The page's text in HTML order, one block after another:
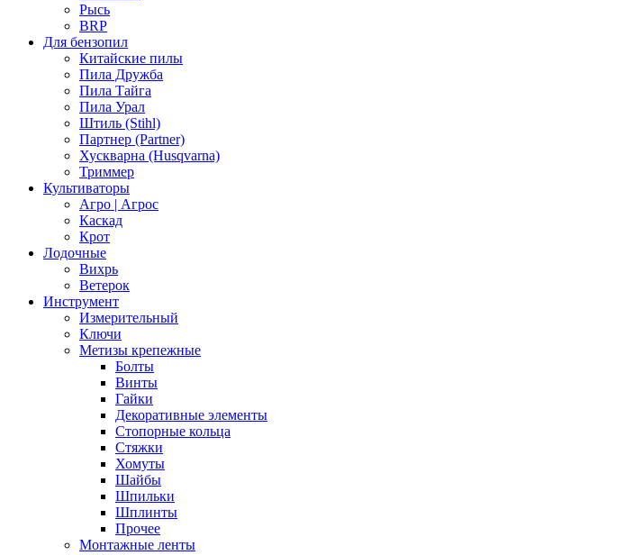
Рысь
BRP
Для бензопил
Китайские пилы
Пила Дружба
Пила Тайга
Пила Урал
Штиль (Stihl)
Партнер (Partner)
Хускварна (Husqvarna)
Триммер
Культиваторы
Агро | Агрос
Каскад
Крот
Лодочные
Вихрь
Ветерок
Инструмент
Измерительный
Ключи
Метизы крепежные
Болты
Винты
Гайки
Декоративные элементы
Стопорные кольца
Стяжки
Хомуты
Шайбы
Шпильки
Шплинты
Прочее
Монтажные ленты